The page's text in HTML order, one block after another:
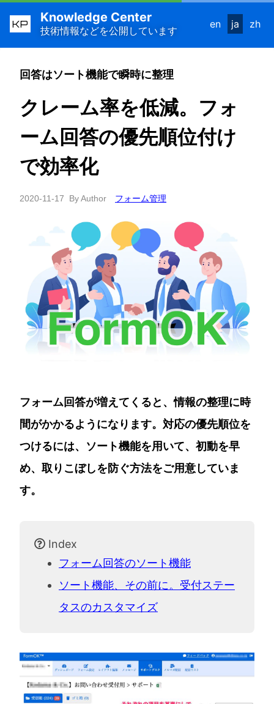
KP Knowledge Center
技術情報などを公開しています
en ja zh
回答はソート機能で瞬時に整理
クレーム率を低減。フォ
ーム回答の優先順位付け
で効率化
2020-11-17 By Author フォーム管理
フォーム回答が増えてくると、情報の整理に時
間がかかるようになります。対応の優先順位を
つけるには、ソート機能を用いて、初動を早
め、取りこぼしを防ぐ方法をご用意していま
す。
Index
フォーム回答のソート機能
ソート機能、その前に。受付ステー
タスのカスタマイズ